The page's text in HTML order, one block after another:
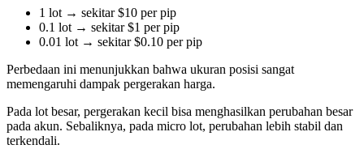
1 lot → sekitar $10 per pip
0.1 lot → sekitar $1 per pip
0.01 lot → sekitar $0.10 per pip
Perbedaan ini menunjukkan bahwa ukuran posisi sangat
memengaruhi dampak pergerakan harga.
Pada lot besar, pergerakan kecil bisa menghasilkan perubahan besar
pada akun. Sebaliknya, pada micro lot, perubahan lebih stabil dan
terkendali.